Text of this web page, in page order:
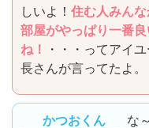
しいよ！ 住む人みん
部屋がやっぱり一番
ね！
・・・ってアイ
長さんが言ってたよ。
かつおくん
な